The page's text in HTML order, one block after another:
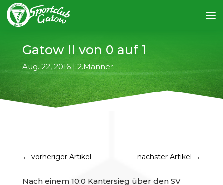
Gatow II von 0 auf 1
Aug. 22, 2016| 2.Männer
← vorheriger Artikel nächster Artikel →
Nach einem 10:0 Kantersieg über den SV